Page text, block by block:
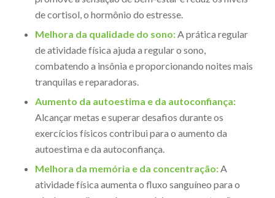
de cortisol, o hormônio do estresse.
Melhora da qualidade do sono:A prática regular
de atividade física ajuda a regular o sono,
combatendo a insônia e proporcionando noites mais
tranquilas e reparadoras.
Aumento da autoestima e da autoconfiança:
Alcançar metas e superar desafios durante os
exercícios físicos contribui para o aumento da
autoestima e da autoconfiança.
Melhora da memória e da concentração:A
atividade física aumenta o fluxo sanguíneo para o